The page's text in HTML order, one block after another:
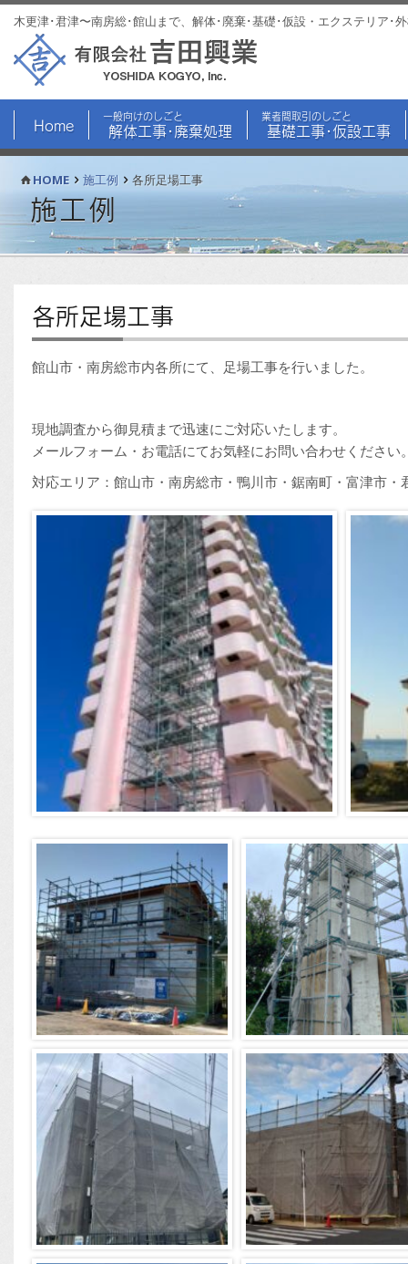
木更津･君津〜南房総･館山まで、解体･廃棄･基礎･仮設・エクステリア･
Home
一般向けのしごと
解体工事･廃棄処理
業者間取引のしごと
基礎工事･仮設工事
HOME 施工例 各所足場工事
施工例
各所足場工事
館山市・南房総市内各所にて、足場工事を行いました。
現地調査から御見積まで迅速にご対応いたします。
メールフォーム・お電話にてお気軽にお問い合わせください
対応エリア：館山市・南房総市・鴨川市・鋸南町・富津市・